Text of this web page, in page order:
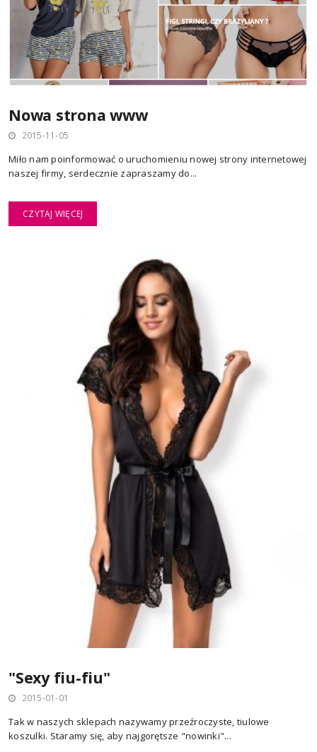
Nowa strona www
2015-11-05
Miło nam poinformować o uruchomieniu nowej strony internetowej
naszej firmy, serdecznie zapraszamy do...
CZYTAJ WIĘCEJ
"Sexy fiu-fiu"
2015-01-01
Tak w naszych sklepach nazywamy przeźroczyste, tiulowe
koszulki. Staramy się, aby najgorętsze "nowinki"...